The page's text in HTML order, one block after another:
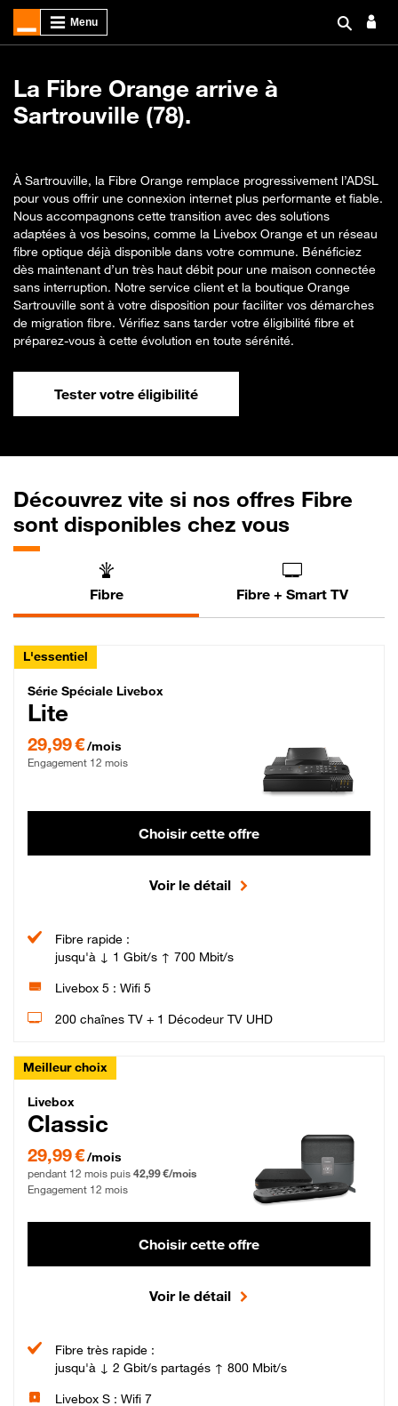
La Fibre Orange arrive à
Sartrouville (78).
À Sartrouville, la Fibre Orange remplace progressivement l’ADSL
pour vous offrir une connexion internet plus performante et fiable.
Nous accompagnons cette transition avec des solutions
adaptées à vos besoins, comme la Livebox Orange et un réseau
fibre optique déjà disponible dans votre commune. Bénéficiez
dès maintenant d’un très haut débit pour une maison connectée
sans interruption. Notre service client et la boutique Orange
Sartrouville sont à votre disposition pour faciliter vos démarches
de migration fibre. Vérifiez sans tarder votre éligibilité fibre et
préparez-vous à cette évolution en toute sérénité.
Tester votre éligibilité
Découvrez vite si nos offres Fibre
sont disponibles chez vous
Fibre Fibre + Smart TV
L'essentiel
Série Spéciale Livebox Lite Fibre
Série Spéciale Livebox
Lite
29,99 €/mois
Engagement 12 mois
Choisir cette offre
Voir le détail
Fibre rapide :
jusqu'à ↓ 1 Gbit/s ↑ 700 Mbit/s
Livebox 5 : Wifi 5
200 chaînes TV + 1 Décodeur TV UHD
Meilleur choix
Livebox Classic Fibre
Livebox
Classic
29,99 € par mois pendant 12 mois puis 42,99 € par mois, Engagement 12 mois
29,99 €/mois
pendant 12 mois puis 42,99 €/mois
Engagement 12 mois
Choisir cette offre
Voir le détail
Fibre très rapide :
jusqu'à ↓ 2 Gbit/s partagés ↑ 800 Mbit/s
Livebox S : Wifi 7